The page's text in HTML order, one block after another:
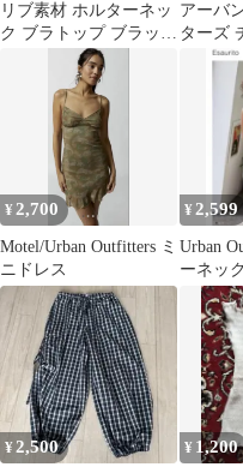
リブ素材 ホルターネッ
ク ブラトップ ブラック
アーバ
ターズ
半袖 ド
¥2,700
Motel/Urban Outfitters ミ
ニドレス
¥2,599
Urban
ーネッ
ース
¥2,500 ¥ 1,200